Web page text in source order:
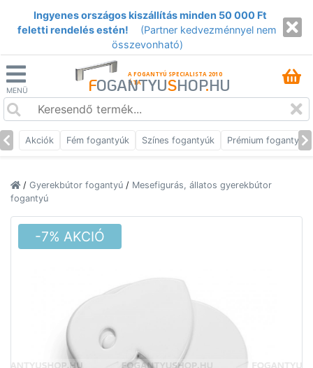
Ingyenes országos kiszállítás minden 50 000 Ft
feletti rendelés estén!
(Partner kedvezménnyel nem
összevonható)
MENÜ
A FOGANTYÚ SPECIALISTA 2010
ÓTA
FOGANTYUSHOP.HU
Akciók Fém fogantyúk Színes fogantyúk Prémium fogantyúk
/ Gyerekbútor fogantyú / Mesefigurás, állatos gyerekbútor
fogantyú
-7% AKCIÓ